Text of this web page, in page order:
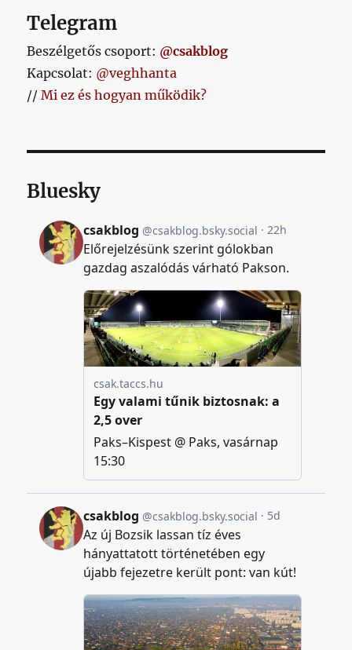
Telegram
Beszélgetős csoport: @csakblog
Kapcsolat: @veghhanta
//Mi ez és hogyan működik?
Bluesky